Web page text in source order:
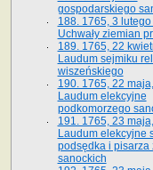
gospodarskiego
188. 1765, 3
Uchwały ziemian
189. 1765, 22
Laudum sejmiku
wiszeńskiego
190. 1765, 22
Laudum elekcyjne
podkomorzego
191. 1765, 23
Laudum elekcyjne
podsędka i pisarza
sanockich